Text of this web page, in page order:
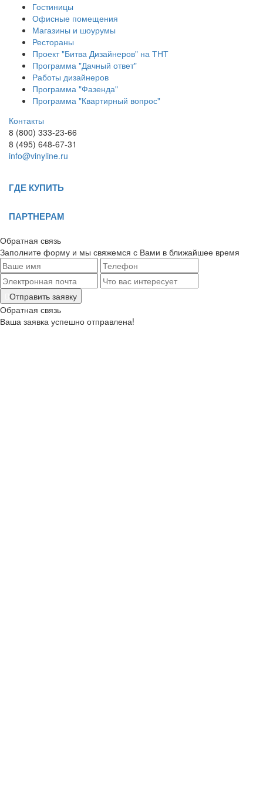
Гостиницы
Офисные помещения
Магазины и шоурумы
Рестораны
Проект "Битва Дизайнеров" на ТНТ
Программа "Дачный ответ"
Работы дизайнеров
Программа "Фазенда"
Программа "Квартирный вопрос"
Контакты
8 (800) 333-23-66
8 (495) 648-67-31
info@vinyline.ru
ГДЕ КУПИТЬ
ПАРТНЕРАМ
Обратная связь
Заполните форму и мы свяжемся с Вами в ближайшее время
Отправить заявку
Обратная связь
Ваша заявка успешно отправлена!